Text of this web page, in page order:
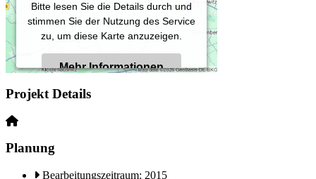
Bitte lesen Sie die Details durch und
stimmen Sie der Nutzung des Service
zu, um diese Karte anzuzeigen.
Mehr Informationen
Projekt Details
Planung
Bearbeitungszeitraum: 2015